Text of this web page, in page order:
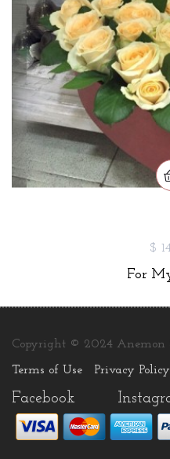
$
For
Copyright © 2024 Anemon
Terms of Use Privacy Policy
Facebook